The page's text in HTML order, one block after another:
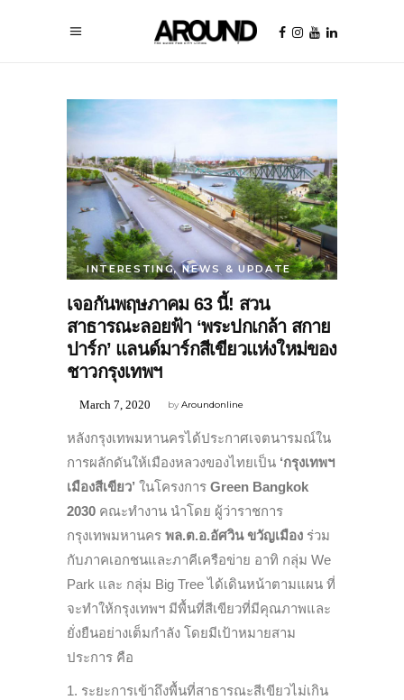
INTERESTING,NEWS & UPDATE
เจอกันพฤษภาคม 63 นี้! สวน
สาธารณะลอยฟ้า ‘พระปกเกล้า สกาย
ปาร์ก’ แลนด์มาร์กสีเขียวแห่งใหม่ของ
ชาวกรุงเทพฯ
byAroundonline
March 7, 2020
หลังกรุงเทพมหานครได้ประกาศเจตนารมณ์ใน
การผลักดันให้เมืองหลวงของไทยเป็น ‘กรุงเทพฯ
เมืองสีเขียว’ ในโครงการ Green Bangkok
2030 คณะทำงาน นำโดย ผู้ว่าราชการ
กรุงเทพมหานคร พล.ต.อ.อัศวิน ขวัญเมือง ร่วม
กับภาคเอกชนและภาคีเครือข่าย อาทิ กลุ่ม We
Park และ กลุ่ม Big Tree ได้เดินหน้าตามแผน ที่
จะทำให้กรุงเทพฯ มีพื้นที่สีเขียวที่มีคุณภาพและ
ยั่งยืนอย่างเต็มกำลัง โดยมีเป้าหมายสาม
ประการ คือ
1. ระยะการเข้าถึงพื้นที่สาธารณะสีเขียวไม่เกิน